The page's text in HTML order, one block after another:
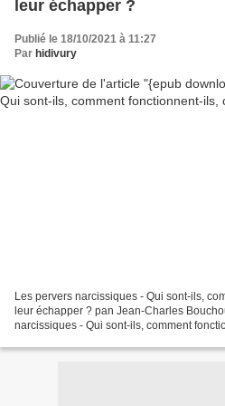
leur échapper ?
Publié le 18/10/2021 à 11:27
Par hidivury
Les pervers narcissiques - Qui sont-ils,
leur échapper ? pan Jean-Charles
narcissiques - Qui sont-ils, comment